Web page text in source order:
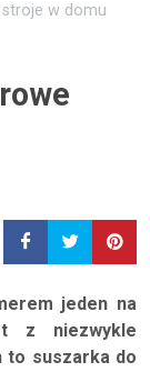
w domu
jeden na
z niezwykle
to suszarka do